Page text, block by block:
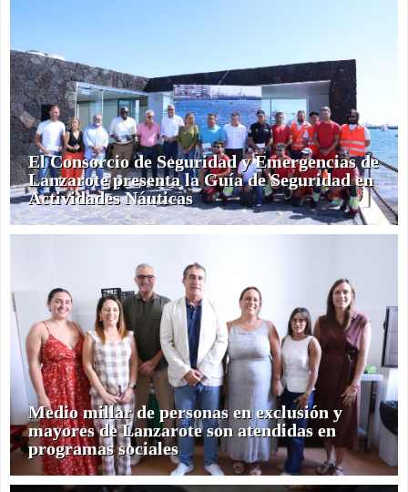
El Consorcio de Seguridad y Emergencias de
Lanzarote presenta la Guía de Seguridad en
Actividades Náuticas
Medio millar de personas en exclusión y
mayores de Lanzarote son atendidas en
programas sociales